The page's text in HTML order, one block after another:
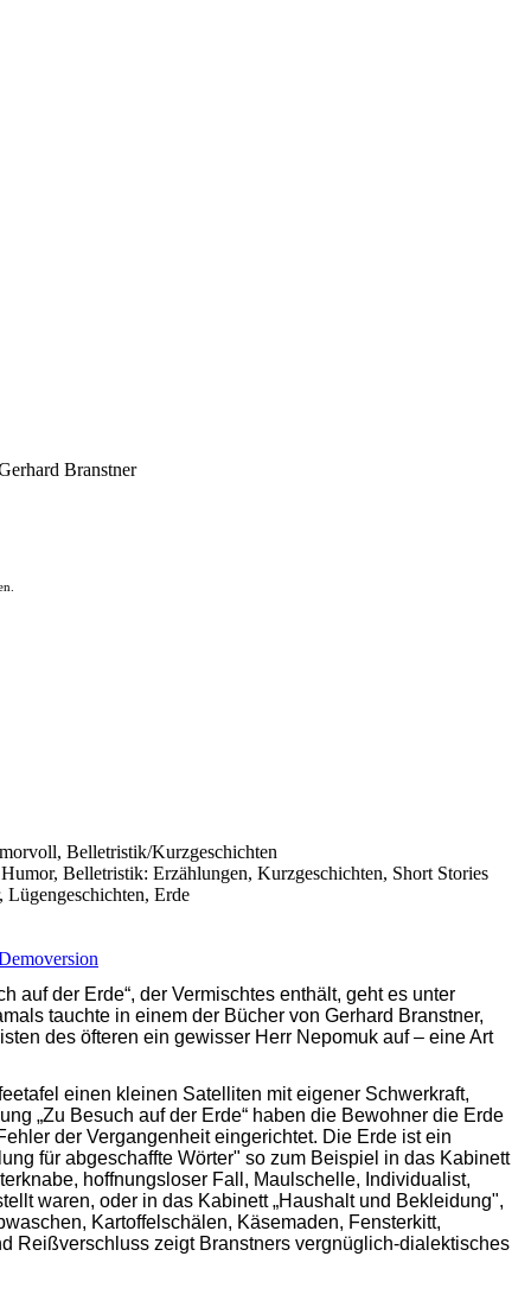
Belletristik/Kurzgeschichten
Belletristik: Erzählungen, Kurzgeschichten, Short Stories
Erde
auf der Erde“, der Vermischtes enthält, geht es unter
tauchte in einem der Bücher von Gerhard Branstner,
des öfteren ein gewisser Herr Nepomuk auf – eine Art
einen kleinen Satelliten mit eigener Schwerkraft,
„Zu Besuch auf der Erde“ haben die Bewohner die Erde
der Vergangenheit eingerichtet. Die Erde ist ein
für abgeschaffte Wörter" so zum Beispiel in das Kabinett
hoffnungsloser Fall, Maulschelle, Individualist,
waren, oder in das Kabinett „Haushalt und Bekleidung",
Kartoffelschälen, Käsemaden, Fensterkitt,
Reißverschluss zeigt Branstners vergnüglich-dialektisches